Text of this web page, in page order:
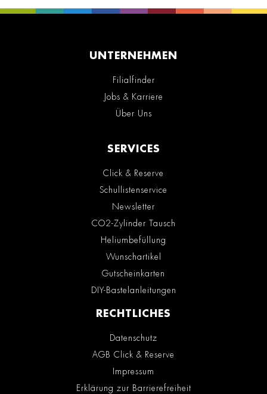
UNTERNEHMEN
Filialfinder
Jobs & Karriere
Über Uns
SERVICES
Click & Reserve
Schullistenservice
Newsletter
CO2-Zylinder Tausch
Heliumbefüllung
Wunschartikel
Gutscheinkarten
DIY-Bastelanleitungen
RECHTLICHES
Datenschutz
AGB Click & Reserve
Impressum
Erklärung zur Barrierefreiheit